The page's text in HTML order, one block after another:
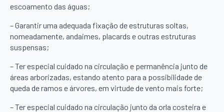
escoamento das águas;
– Garantir uma adequada fixação de estruturas soltas,
nomeadamente, andaimes, placards e outras estruturas
suspensas;
– Ter especial cuidado na circulação e permanência junto de
áreas arborizadas, estando atento para a possibilidade de
queda de ramos e árvores, em virtude de vento mais forte;
– Ter especial cuidado na circulação junto da orla costeira e